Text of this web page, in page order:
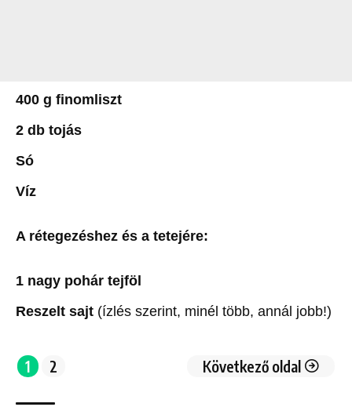
400 g finomliszt
2 db tojás
Só
Víz
A rétegezéshez és a tetejére:
1 nagy pohár tejföl
Reszelt sajt (ízlés szerint, minél több, annál jobb!)
1 2 Következő oldal